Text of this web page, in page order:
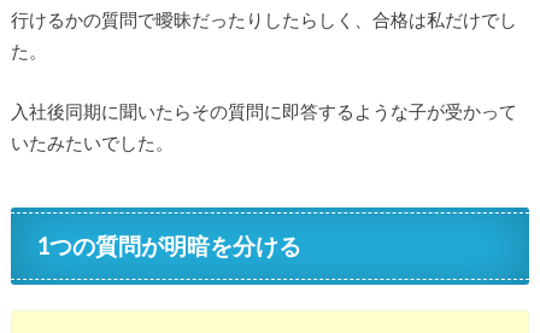
行けるかの質問で曖昧だったりしたらしく、合格は私だけでし
た。
入社後同期に聞いたらその質問に即答するような子が受かって
いたみたいでした。
1つの質問が明暗を分ける